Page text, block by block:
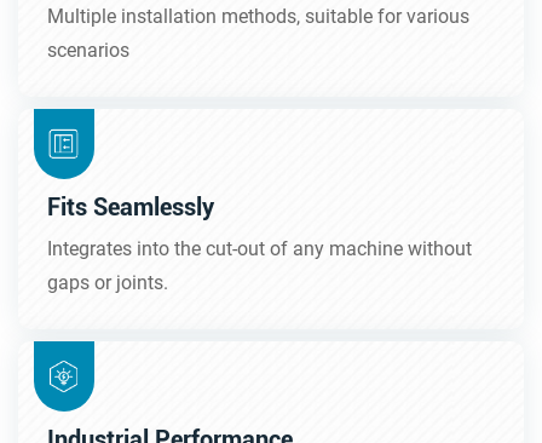
Multiple installation methods, suitable for various
scenarios
Fits Seamlessly
Integrates into the cut-out of any machine without
gaps or joints.